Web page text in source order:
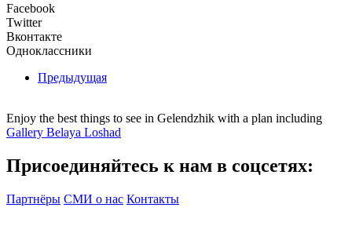
Facebook
Twitter
Вконтакте
Одноклассники
Предыдущая
Enjoy the best things to see in Gelendzhik with a plan including
Gallery Belaya Loshad
Присоединяйтесь к нам в соцсетях:
Партнёры СМИ о нас Контакты